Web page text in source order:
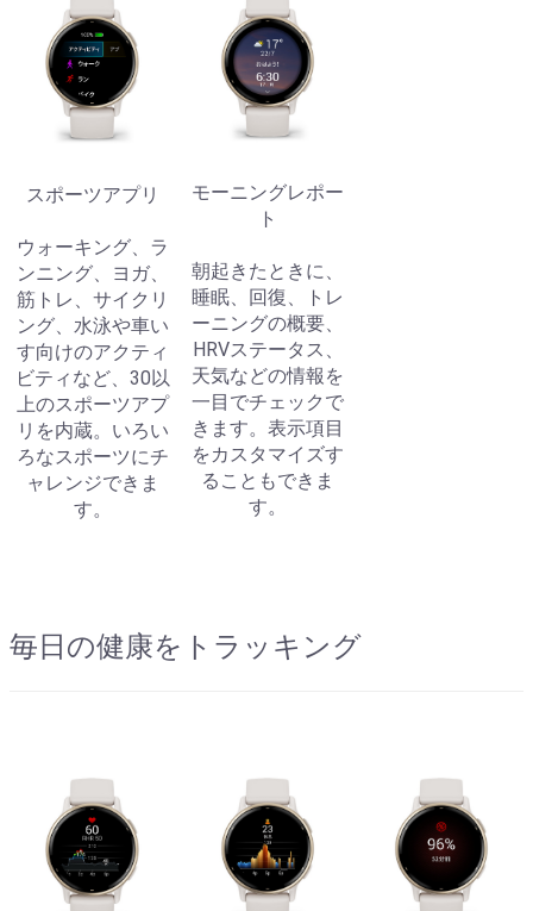
スポーツアプリ
ウォーキング、ラ
ンニング、ヨガ、
筋トレ、サイクリ
ング、水泳や車い
す向けのアクティ
ビティなど、30以
上のスポーツアプ
リを内蔵。いろい
ろなスポーツにチ
ャレンジできま
す。
モーニングレポー
ト
朝起きたときに、
睡眠、回復、トレ
ーニングの概要、
HRVステータス、
天気などの情報を
一目でチェックで
きます。表示項目
をカスタマイズす
ることもできま
す。
毎日の健康をトラッキング